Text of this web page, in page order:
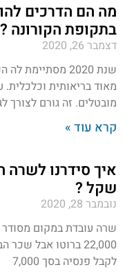
מה הם הדרכים
בתקופת הקורונה ?
דצמבר 26, 2020
שנת 2020
מאוד בריאותית
מובטלים. זה גורם לצורך
קרא עוד »
שקל ?
נובמבר 28, 2020
לקבל פנסיה בסך 7,000